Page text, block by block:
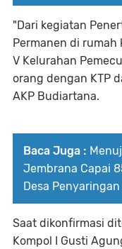
"Dari kegiatan
Permanen di rumah
V Kelurahan
orang dengan KTP
AKP Budiartana.
Baca Juga :
Jembrana Capai
Desa
Saat dikonfirmasi
Kompol I Gusti